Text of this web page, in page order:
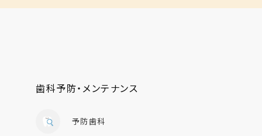
歯科予防・メンテナンス
予防歯科